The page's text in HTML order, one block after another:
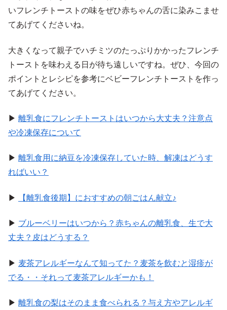
いフレンチトーストの味をぜひ赤ちゃんの舌に染みこませ
てあげてくださいね。
大きくなって親子でハチミツのたっぷりかかったフレンチ
トーストを味わえる日が待ち遠しいですね。ぜひ、今回の
ポイントとレシピを参考にベビーフレンチトーストを作っ
てあげてください。
▶ 離乳食にフレンチトーストはいつから大丈夫？注意点
や冷凍保存について
▶ 離乳食用に納豆を冷凍保存していた時、解凍はどうす
ればいい？
▶ 【離乳食後期】におすすめの朝ごはん献立♪
▶ ブルーベリーはいつから？赤ちゃんの離乳食、生で大
丈夫？皮はどうする？
▶ 麦茶アレルギーなんて知ってた？麦茶を飲むと湿疹が
でる・・それって麦茶アレルギーかも！
▶ 離乳食の梨はそのまま食べられる？与え方やアレルギ